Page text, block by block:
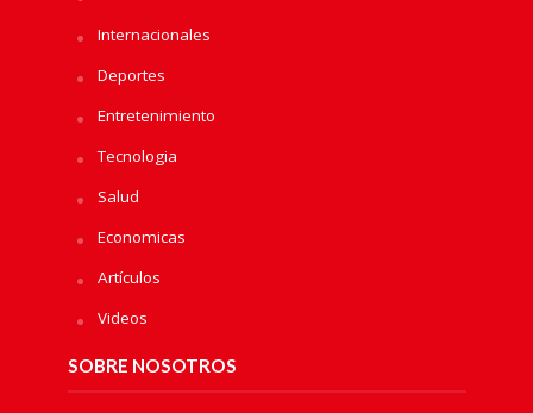
Internacionales
Deportes
Entretenimiento
Tecnologia
Salud
Economicas
Artículos
Videos
SOBRE NOSOTROS